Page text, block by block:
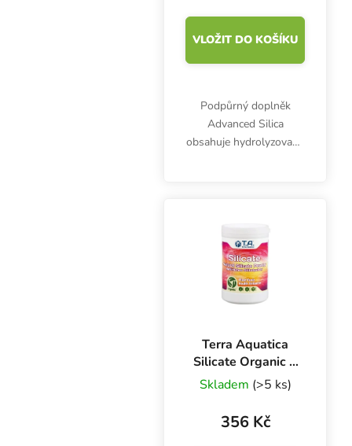
VLOŽIT DO KOŠÍKU
Podpůrný doplněk
Advanced Silica
obsahuje hydrolyzovaný
chrání před stresem a
plísněmi.
Terra Aquatica
Silicate Organic 1
l. křemík
Skladem (>5 ks)
356 Kč